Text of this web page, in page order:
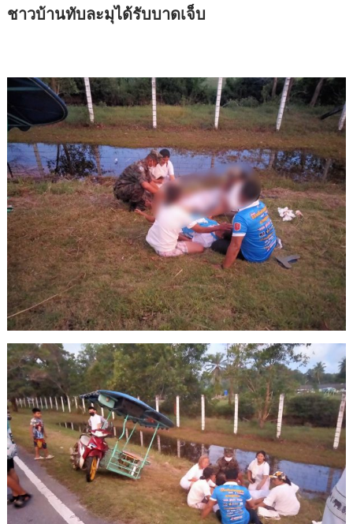
ชาวบ้านทับละมุได้รับบาดเจ็บ